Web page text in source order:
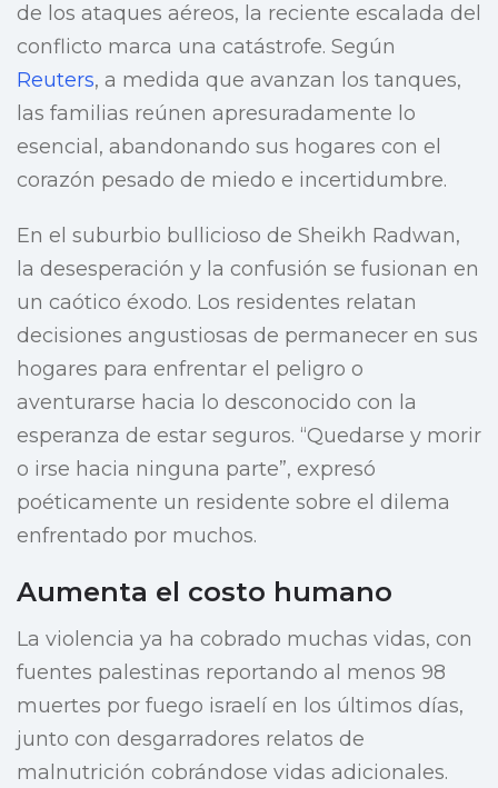
de los ataques aéreos, la reciente escalada del
conflicto marca una catástrofe. Según
Reuters, a medida que avanzan los tanques,
las familias reúnen apresuradamente lo
esencial, abandonando sus hogares con el
corazón pesado de miedo e incertidumbre.
En el suburbio bullicioso de Sheikh Radwan,
la desesperación y la confusión se fusionan en
un caótico éxodo. Los residentes relatan
decisiones angustiosas de permanecer en sus
hogares para enfrentar el peligro o
aventurarse hacia lo desconocido con la
esperanza de estar seguros. “Quedarse y morir
o irse hacia ninguna parte”, expresó
poéticamente un residente sobre el dilema
enfrentado por muchos.
Aumenta el costo humano
La violencia ya ha cobrado muchas vidas, con
fuentes palestinas reportando al menos 98
muertes por fuego israelí en los últimos días,
junto con desgarradores relatos de
malnutrición cobrándose vidas adicionales.